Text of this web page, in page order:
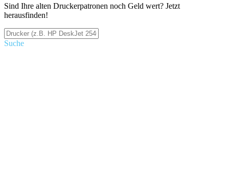
Sind Ihre alten Druckerpatronen noch Geld wert? Jetzt
herausfinden!
Suche